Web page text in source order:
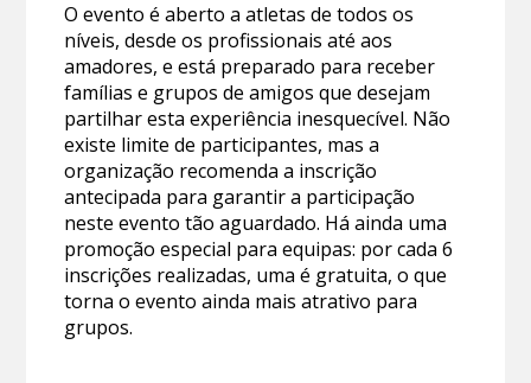
O evento é aberto a atletas de todos os
níveis, desde os profissionais até aos
amadores, e está preparado para receber
famílias e grupos de amigos que desejam
partilhar esta experiência inesquecível. Não
existe limite de participantes, mas a
organização recomenda a inscrição
antecipada para garantir a participação
neste evento tão aguardado. Há ainda uma
promoção especial para equipas: por cada 6
inscrições realizadas, uma é gratuita, o que
torna o evento ainda mais atrativo para
grupos.